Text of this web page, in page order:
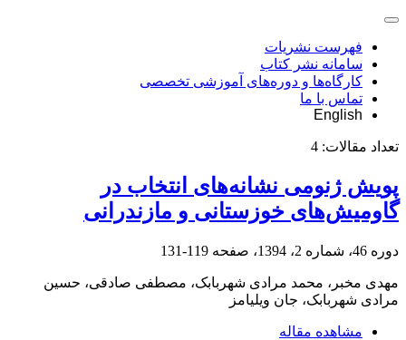
فهرست نشریات
سامانه نشر کتاب
کارگاه‌ها و دوره‌های آموزشی تخصصی
تماس با ما
English
تعداد مقالات: 4
پویش ژنومی نشانه‌های انتخاب در
گاومیش‌های خوزستانی و مازندرانی
دوره 46، شماره 2، 1394، صفحه 119-131
مهدی مخبر، محمد مرادی شهربابک، مصطفی صادقی، حسین
مرادی شهربابک، جان ویلیامز
مشاهده مقاله